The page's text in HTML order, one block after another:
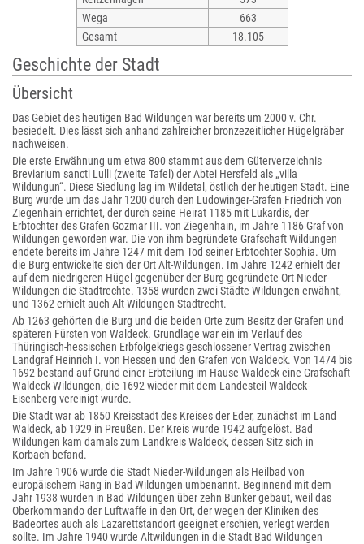
Wega
663
Gesamt
18.105
Geschichte der Stadt
Übersicht
Das Gebiet des heutigen Bad Wildungen war bereits um 2000 v. Chr.
besiedelt. Dies lässt sich anhand zahlreicher bronzezeitlicher Hügelgräber
nachweisen.
Die erste Erwähnung um etwa 800 stammt aus dem Güterverzeichnis
Breviarium sancti Lulli (zweite Tafel) der Abtei Hersfeld als „villa
Wildungun“. Diese Siedlung lag im Wildetal, östlich der heutigen Stadt. Eine
Burg wurde um das Jahr 1200 durch den Ludowinger-Grafen Friedrich von
Ziegenhain errichtet, der durch seine Heirat 1185 mit Lukardis, der
Erbtochter des Grafen Gozmar III. von Ziegenhain, im Jahre 1186 Graf von
Wildungen geworden war. Die von ihm begründete Grafschaft Wildungen
endete bereits im Jahre 1247 mit dem Tod seiner Erbtochter Sophia. Um
die Burg entwickelte sich der Ort Alt-Wildungen. Im Jahre 1242 erhielt der
auf dem niedrigeren Hügel gegenüber der Burg gegründete Ort Nieder-
Wildungen die Stadtrechte. 1358 wurden zwei Städte Wildungen erwähnt,
und 1362 erhielt auch Alt-Wildungen Stadtrecht.
Ab 1263 gehörten die Burg und die beiden Orte zum Besitz der Grafen und
späteren Fürsten von Waldeck. Grundlage war ein im Verlauf des
Thüringisch-hessischen Erbfolgekriegs geschlossener Vertrag zwischen
Landgraf Heinrich I. von Hessen und den Grafen von Waldeck. Von 1474 bis
1692 bestand auf Grund einer Erbteilung im Hause Waldeck eine Grafschaft
Waldeck-Wildungen, die 1692 wieder mit dem Landesteil Waldeck-
Eisenberg vereinigt wurde.
Die Stadt war ab 1850 Kreisstadt des Kreises der Eder, zunächst im Land
Waldeck, ab 1929 in Preußen. Der Kreis wurde 1942 aufgelöst. Bad
Wildungen kam damals zum Landkreis Waldeck, dessen Sitz sich in
Korbach befand.
Im Jahre 1906 wurde die Stadt Nieder-Wildungen als Heilbad von
europäischem Rang in Bad Wildungen umbenannt. Beginnend mit dem
Jahr 1938 wurden in Bad Wildungen über zehn Bunker gebaut, weil das
Oberkommando der Luftwaffe in den Ort, der wegen der Kliniken des
Badeortes auch als Lazarettstandort geeignet erschien, verlegt werden
sollte. Im Jahre 1940 wurde Altwildungen in die Stadt Bad Wildungen